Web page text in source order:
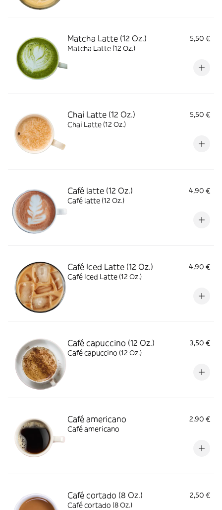
Matcha Latte (12 Oz.)
5,50 €
Matcha Latte (12 Oz.)
Chai Latte (12 Oz.)
5,50 €
Chai Latte (12 Oz.)
Café latte (12 Oz.)
4,90 €
Café latte (12 Oz.)
Café Iced Latte (12 Oz.)
4,90 €
Café Iced Latte (12 Oz.)
Café capuccino (12 Oz.)
3,50 €
Café capuccino (12 Oz.)
Café americano
2,90 €
Café americano
Café cortado (8 Oz.)
2,50 €
Café cortado (8 Oz.)